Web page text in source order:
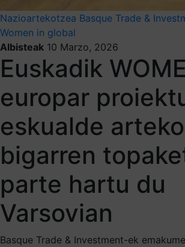
Nazioartekotzea Basque Trade &
Women in global
Albisteak 10 Marzo, 2026
Euskadik
europar
eskualde arteko
bigarren
parte hartu du
Varsovian
Basque Trade & Investment-ek